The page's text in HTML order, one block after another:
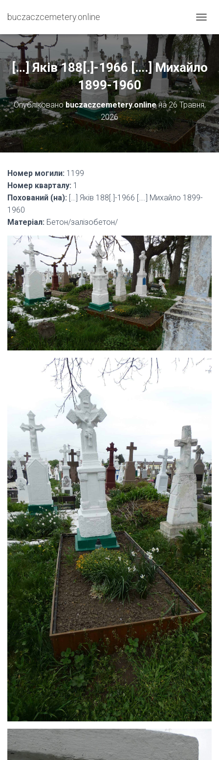
buczaczcemetery.online
Е
Р
Е
М
К
Н
Т
И
Н
А
В
І
Г
[…] Яків 188[.]-1966 [….] Михайло
1899-1960
Опублікованоbuczaczcemetery.onlineна26 Травня,
2026
Номер могили: 1199
Номер кварталу: 1
Похований (на): […] Яків 188[.]-1966 [….] Михайло 1899-
1960
Матеріал: Бетон/залізобетон/